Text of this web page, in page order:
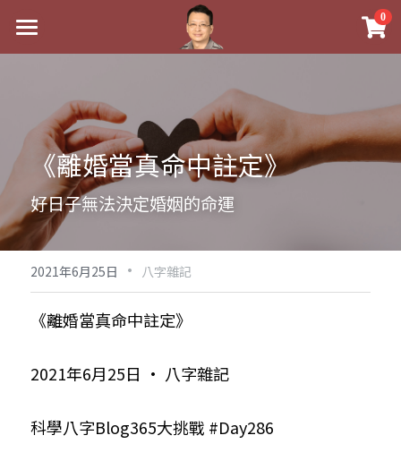
0
最新消息
關於我
實體經營
祖傳命理
課程介紹
後天派陽宅
Blog
黃金會員專區
八字雜記
站長精選
試閱專區
Podcast聽書
陽宅視頻
線上學苑
八字進階班
《十神高階實戰錄》完整典藏版
科學八字推理1
與我預約
《離婚當真命中註定》
好日子無法決定婚姻的命運
2021年6月25日 · 八字雜記
《離婚當真命中註定》
2021年6月25日 · 八字雜記
科學八字Blog365大挑戰 #Day286
×
商品分類
科學八字推理PDF
《十神高階實戰錄》完整典藏版
1美元超值PDF
八字線上批命
小兒命名